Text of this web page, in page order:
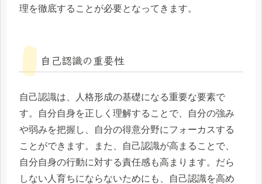
理を徹底することが必要となってきます。
自己認識の重要性
自己認識は、人格形成の基礎になる重要な要素で
す。自分自身を正しく理解することで、自分の強み
や弱みを把握し、自分の得意分野にフォーカスする
ことができます。また、自己認識が高まることで、
自分自身の行動に対する責任感も高まります。だら
しない人育ちにならないためにも、自己認識を高め